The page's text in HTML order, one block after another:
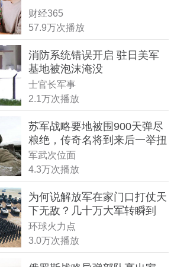
财经365
57.9万次播放
消防系统错误开启 驻日美军
基地被泡沫淹没
士官长军事
2.1万次播放
苏军战略要地被围900天弹尽
粮绝，传奇名将到来后一举扭
转战局
军武次位面
4.3万次播放
为何说解放军在家门口打仗天
下无敌？几十万大军转瞬到
达！
环球火力点
3.0万次播放